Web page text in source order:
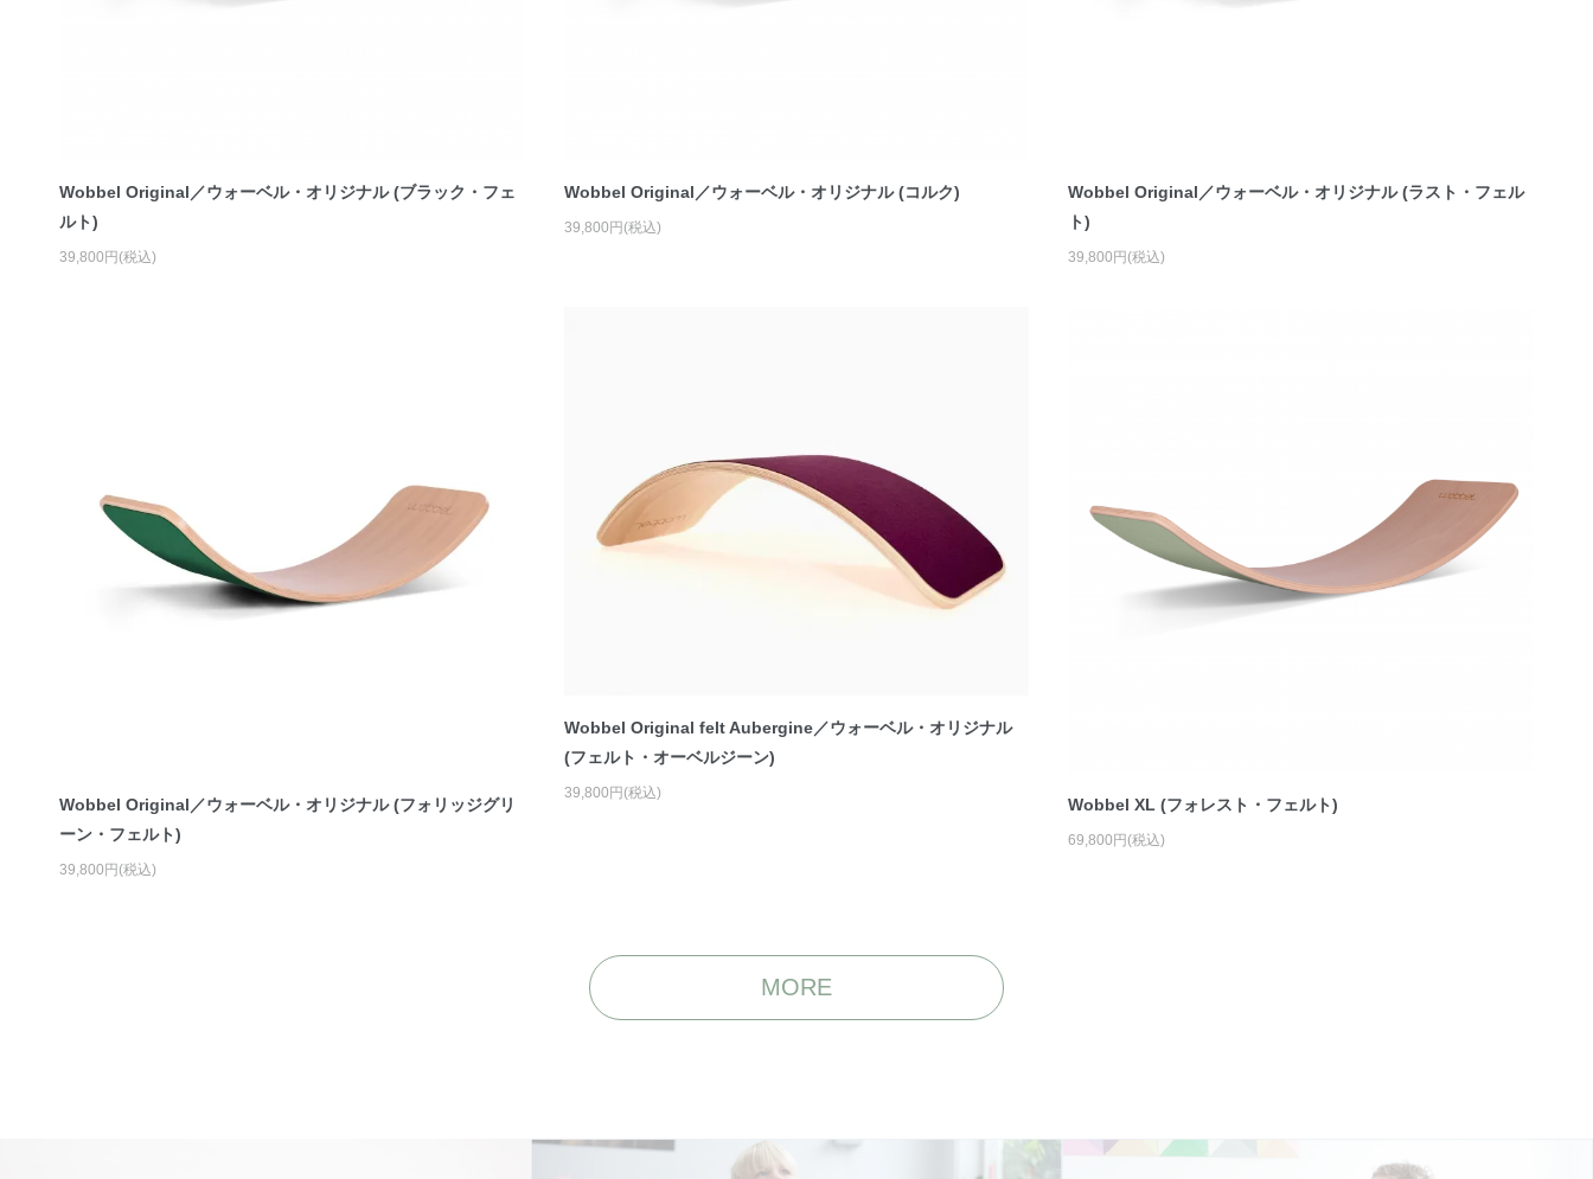
Wobbel Original／ウォーベル・オリジナル (ブラック・フェ
ルト)
39,800円(税込)
Wobbel Original／ウォーベル・オリジナル (コルク)
39,800円(税込)
Wobbel Original／ウォーベル・オリジナル (ラスト・フェル
ト)
39,800円(税込)
Wobbel Original／ウォーベル・オリジナル (フォリッジグリ
ーン・フェルト)
39,800円(税込)
Wobbel Original felt Aubergine／ウォーベル・オリジナル
(フェルト・オーベルジーン)
39,800円(税込)
Wobbel XL (フォレスト・フェルト)
69,800円(税込)
MORE